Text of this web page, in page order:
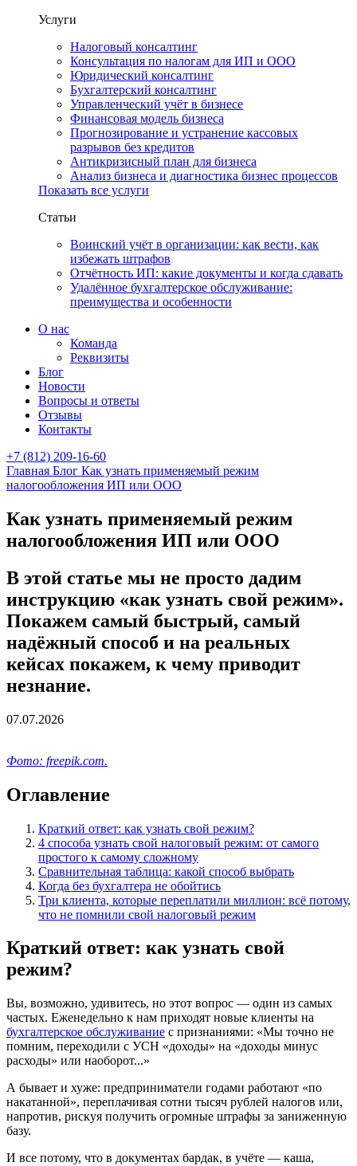
Услуги
Налоговый консалтинг
Консультация по налогам для ИП и ООО
Юридический консалтинг
Бухгалтерский консалтинг
Управленческий учёт в бизнесе
Финансовая модель бизнеса
Прогнозирование и устранение кассовых
разрывов без кредитов
Антикризисный план для бизнеса
Анализ бизнеса и диагностика бизнес процессов
Показать все услуги
Статьи
Воинский учёт в организации: как вести, как
избежать штрафов
Отчётность ИП: какие документы и когда сдавать
Удалённое бухгалтерское обслуживание:
преимущества и особенности
О нас
Команда
Реквизиты
Блог
Новости
Вопросы и ответы
Отзывы
Контакты
+7 (812) 209-16-60
Главная Блог Как узнать применяемый режим
налогообложения ИП или ООО
Как узнать применяемый режим
налогообложения ИП или ООО
В этой статье мы не просто дадим
инструкцию «как узнать свой режим».
Покажем самый быстрый, самый
надёжный способ и на реальных
кейсах покажем, к чему приводит
незнание.
07.07.2026
Фото: freepik.com.
Оглавление
Краткий ответ: как узнать свой режим?
4 способа узнать свой налоговый режим: от самого
простого к самому сложному
Сравнительная таблица: какой способ выбрать
Когда без бухгалтера не обойтись
Три клиента, которые переплатили миллион: всё потому,
что не помнили свой налоговый режим
Краткий ответ: как узнать свой
режим?
Вы, возможно, удивитесь, но этот вопрос — один из самых
частых. Еженедельно к нам приходят новые клиенты на
бухгалтерское обслуживание с признаниями: «Мы точно не
помним, переходили с УСН «доходы» на «доходы минус
расходы» или наоборот...»
А бывает и хуже: предприниматели годами работают «по
накатанной», переплачивая сотни тысяч рублей налогов или,
напротив, рискуя получить огромные штрафы за заниженную
базу.
И все потому, что в документах бардак, в учёте — каша,